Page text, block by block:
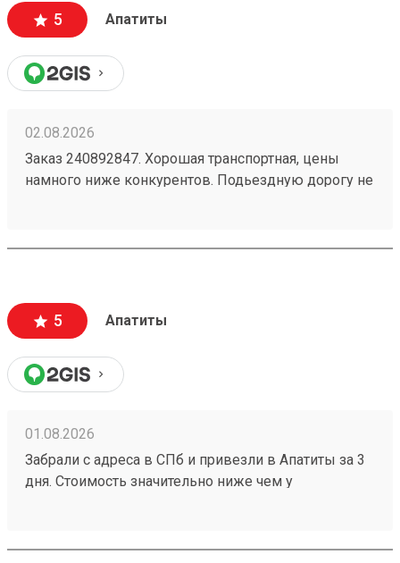
5 Апатиты
02.08.2026
Заказ 240892847. Хорошая транспортная, цены
намного ниже конкурентов. Подьездную дорогу не
подскажут как лучше упаковать. Заказы
5 Апатиты
01.08.2026
Забрали с адреса в СПб и привезли в Апатиты за 3
дня. Стоимость значительно ниже чем у
компанией! Номер заказа 260691900.